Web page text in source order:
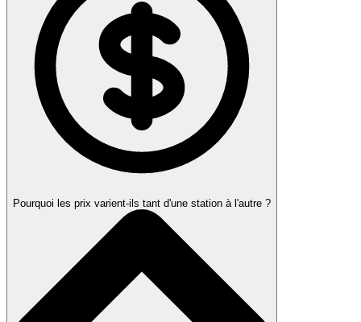
Pourquoi les prix varient-ils tant d'une station à l'autre ?